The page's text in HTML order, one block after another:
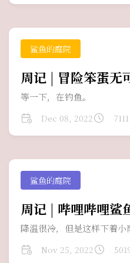
鲨鱼的庭院
周记 | 冒险笨蛋无
等一下，在钓鱼。
Dec 08, 2022
鲨鱼的庭院
周记 | 哔哩哔哩
降温很冷，但是这样下着小
Nov 25, 2022